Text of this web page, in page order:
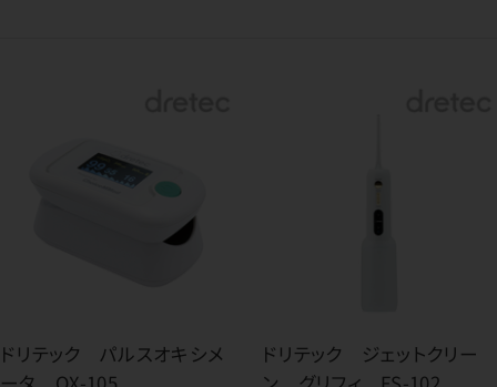
ドリテック パルスオキシメ
ドリテック ジェットクリー